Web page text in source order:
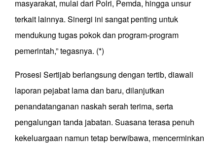
masyarakat, mulai dari Polri, Pemda, hingga unsur
terkait lainnya. Sinergi ini sangat penting untuk
mendukung tugas pokok dan program-program
pemerintah,” tegasnya. (*)
Prosesi Sertijab berlangsung dengan tertib, diawali
laporan pejabat lama dan baru, dilanjutkan
penandatanganan naskah serah terima, serta
pengalungan tanda jabatan. Suasana terasa penuh
kekeluargaan namun tetap berwibawa, mencerminkan